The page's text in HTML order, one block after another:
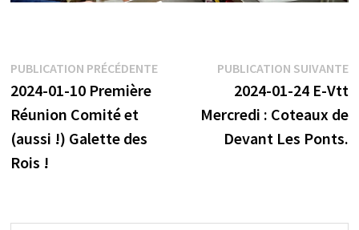
Navigation
de
l’article
PUBLICATION PRÉCÉDENTEPublication
2024-01-10 Première
Réunion Comité et
(aussi !) Galette des
Rois !
PUBLICATION SUIVANTE
2024-01-24 E-Vtt
Mercredi : Coteaux de
Devant Les Ponts.